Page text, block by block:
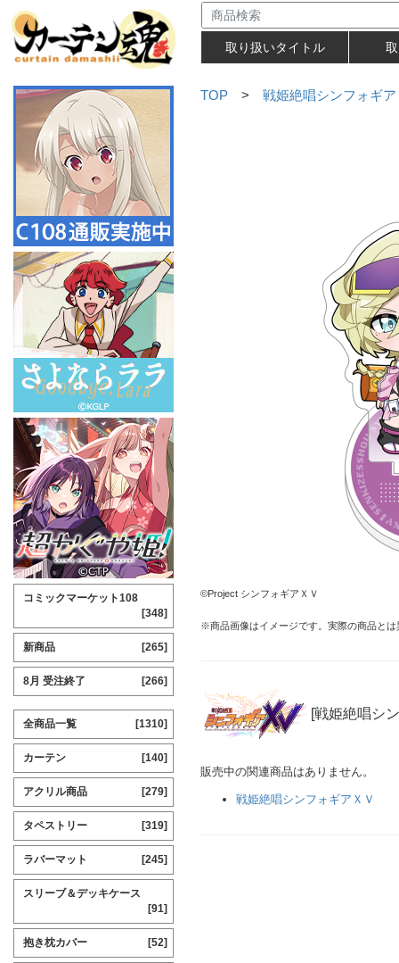
取り扱いタイトル
TOP > 戦姫絶唱シンフォギ
©Project シンフォギアＸＶ
※商品画像はイメージです。実際の商品と
[戦姫絶唱シ
販売中の関連商品はありません。
戦姫絶唱シンフォギアＸＶ
コミックマーケット108
[348]
新商品 [265]
8月 受注終了 [266]
全商品一覧 [1310]
カーテン [140]
アクリル商品 [279]
タペストリー [319]
ラバーマット [245]
スリーブ＆デッキケース
[91]
抱き枕カバー [52]